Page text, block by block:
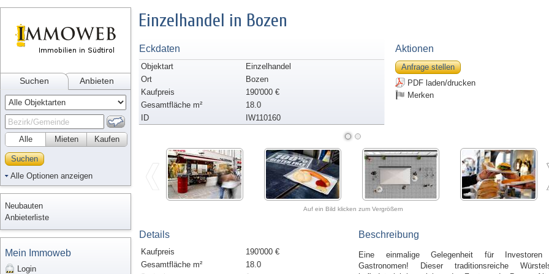
Suchen Anbieten
Alle Kaufen
Mieten
Suchen
Alle Optionen anzeigen
Neubauten
Anbieterliste
Mein Immoweb
Login
Einzelhandel in Bozen
Eckdaten
Objektart
Einzelhandel
Ort
Bozen
Kaufpreis
190'000 €
Gesamtfläche m²
18.0
ID
IW110160
Aktionen
Anfrage stellen
PDF laden/drucken
Merken
Auf ein Bild klicken zum Vergrößern
Details
Kaufpreis
190'000 €
Gesamtfläche m²
18.0
Beschreibung
Eine einmalige Gelegenheit für Investoren
Gastronomen! Dieser traditionsreiche